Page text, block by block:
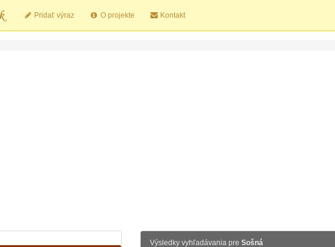
Pridať výraz O projekte Kontakt
Výsledky vyhľadávania pre Sošná